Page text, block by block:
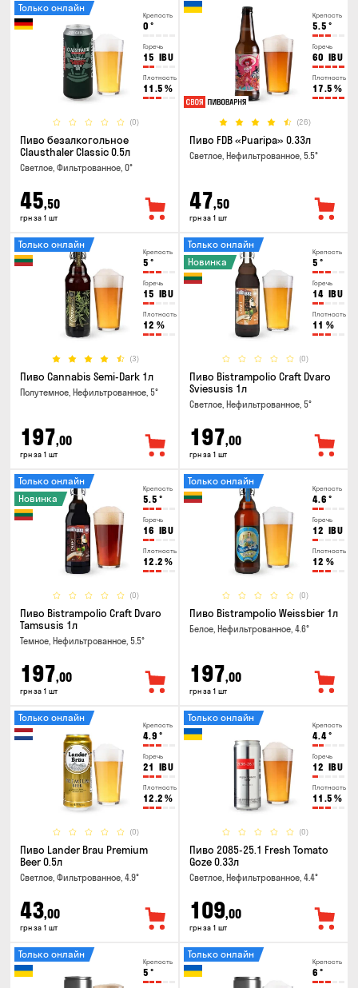
Крепость
0 °
Горечь
15 IBU
Плотность
11.5 %
(0)
Только онлайн
Пиво безалкогольное
Clausthaler Classic 0.5л
Светлое, Фильтрованное, 0°
45,50
грн за 1 шт
Крепость
5.5 °
Горечь
60 IBU
Плотность
17.5 %
(26)
Пиво FDB «Puaripa» 0.33л
Светлое, Нефильтрованное, 5.5°
47,50
грн за 1 шт
Крепость
5 °
Горечь
15 IBU
Плотность
12 %
(3)
Только онлайн
Пиво Cannabis Semi-Dark 1л
Полутемное, Нефильтрованное, 5°
197,00
грн за 1 шт
Крепость
5 °
Горечь
14 IBU
Плотность
11 %
(0)
Только онлайн
Новинка
Пиво Bistrampolio Craft Dvaro
Sviesusis 1л
Светлое, Нефильтрованное, 5°
197,00
грн за 1 шт
Крепость
5.5 °
Горечь
16 IBU
Плотность
12.2 %
(0)
Только онлайн
Новинка
Пиво Bistrampolio Craft Dvaro
Tamsusis 1л
Темное, Нефильтрованное, 5.5°
197,00
грн за 1 шт
Крепость
4.6 °
Горечь
12 IBU
Плотность
12 %
(0)
Только онлайн
Пиво Bistrampolio Weissbier 1л
Белое, Нефильтрованное, 4.6°
197,00
грн за 1 шт
Крепость
4.9 °
Горечь
21 IBU
Плотность
12.2 %
(0)
Только онлайн
Пиво Lander Brau Premium
Beer 0.5л
Светлое, Фильтрованное, 4.9°
43,00
грн за 1 шт
Крепость
4.4°
Горечь
12 IBU
Плотность
11.5 %
(0)
Только онлайн
Пиво 2085-25.1 Fresh Tomato
Goze 0.33л
Светлое, Нефильтрованное, 4.4°
109,00
грн за 1 шт
Крепость
5 °
Только онлайн
Крепость
6 °
Только онлайн